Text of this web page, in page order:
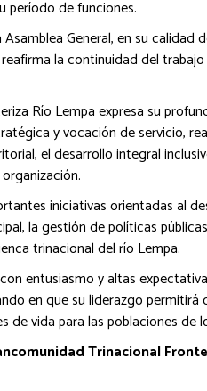
de funciones.
General, en su
la continuidad del
Río Lempa expresa su
y vocación de servicio,
el desarrollo integral
iniciativas orientadas al
la gestión de políticas
trinacional del río Lempa.
entusiasmo y altas
en que su liderazgo
vida para las poblaciones de
Trinacional